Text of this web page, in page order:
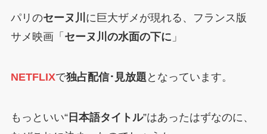
パリのセーヌ川 に巨大ザメが現れる、フランス版
サメ映画「 セーヌ川の水面の下に 」
NETFLIXで独占配信･見放題 となっています。
もっといい“日本語タイトル”はあったはずなのに、